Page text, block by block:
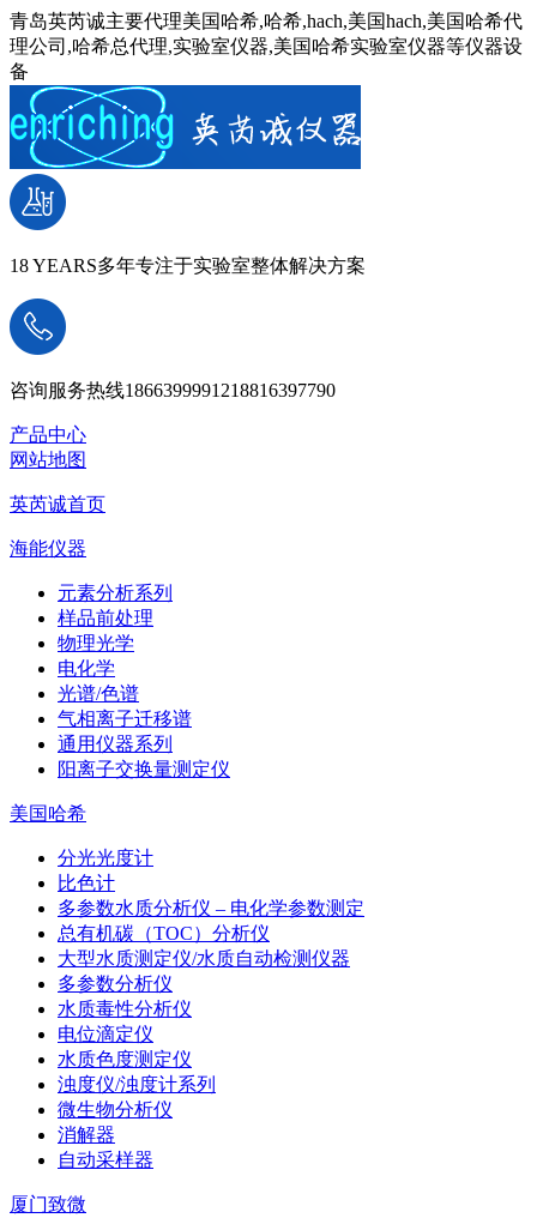
青岛英芮诚主要代理美国哈希,哈希,hach,美国hach,美国哈希代
理公司,哈希总代理,实验室仪器,美国哈希实验室仪器等仪器设
备
18 YEARS多年专注于实验室整体解决方案
咨询服务热线1866399991218816397790
产品中心
网站地图
英芮诚首页
海能仪器
元素分析系列
样品前处理
物理光学
电化学
光谱/色谱
气相离子迁移谱
通用仪器系列
阳离子交换量测定仪
美国哈希
分光光度计
比色计
多参数水质分析仪 – 电化学参数测定
总有机碳（TOC）分析仪
大型水质测定仪/水质自动检测仪器
多参数分析仪
水质毒性分析仪
电位滴定仪
水质色度测定仪
浊度仪/浊度计系列
微生物分析仪
消解器
自动采样器
厦门致微